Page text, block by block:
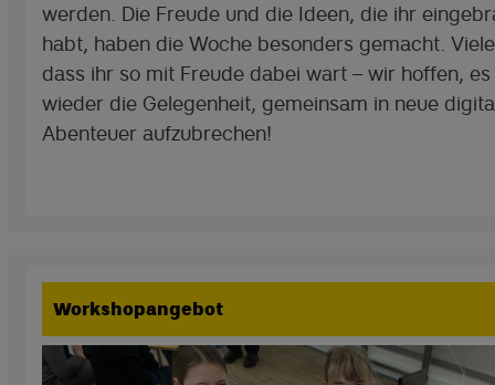
werden. Die Freude und die Ideen, die ihr
habt, haben die Woche besonders gemacht.
dass ihr so mit Freude dabei wart – wir hoffen,
wieder die Gelegenheit, gemeinsam in neue
Abenteuer aufzubrechen!
Workshopangebot